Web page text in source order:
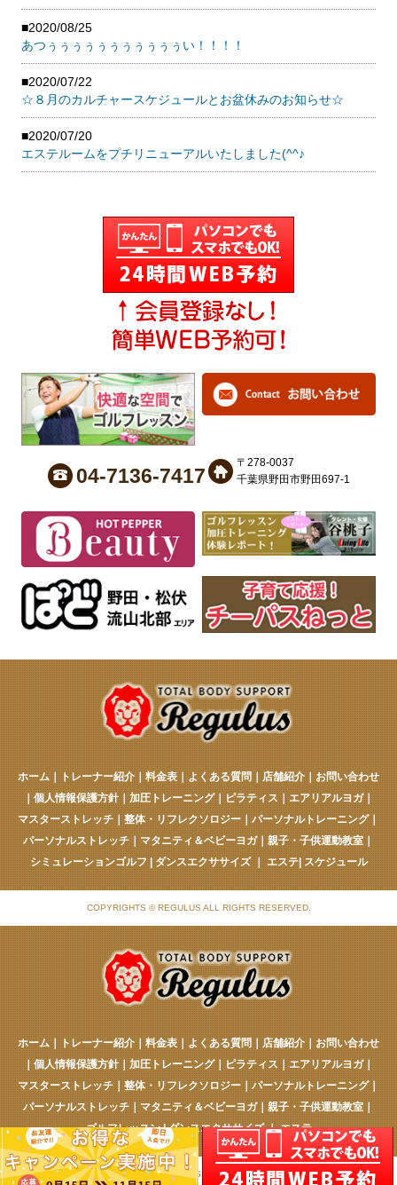
■2020/08/25
あつぅぅぅぅぅぅぅぅぅぅぅい！！！！
■2020/07/22
☆８月のカルチャースケジュールとお盆休みのお知らせ☆
■2020/07/20
エステルームをプチリニューアルいたしました(^^♪
04-7136-7417
〒278-0037
千葉県野田市野田697-1
ホーム トレーナー紹介 料金表 よくある質問 店舗紹介
お問い合わせ
個人情報保護方針｜ 加圧トレーニング｜ ピラティス エアリアルヨガ｜
マスターストレッチ
整体・リフレクソロジー パーソナルトレーニング｜
パーソナルストレッチ
マタニティ＆ベビーヨガ｜ 親子・子供運動教室
シミュレーションゴルフ
ダンスエクササイズ｜ エステ| スケジュール
COPYRIGHTS © REGULUS ALL RIGHTS RESERVED.
ホーム トレーナー紹介 料金表 よくある質問 店舗紹介
お問い合わせ
個人情報保護方針｜ 加圧トレーニング｜ ピラティス エアリアルヨガ｜
マスターストレッチ
整体・リフレクソロジー パーソナルトレーニング｜
パーソナルストレッチ
マタニティ＆ベビーヨガ｜ 親子・子供運動教室
ゴルフレッスン|ダンスエクササイズ｜エステ
COPYRIGHTS © REGULUS ALL RIGHTS RESERVED.